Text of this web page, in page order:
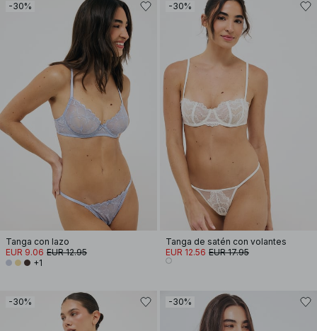
-30%
Tanga con lazo
EUR 9.06 EUR 12.95
+1
-30%
Tanga de satén con volantes
EUR 12.56 EUR 17.95
-30% -30%